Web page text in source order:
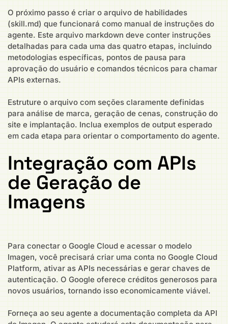
O próximo passo é criar o arquivo de habilidades
(skill.md) que funcionará como manual de instruções do
agente. Este arquivo markdown deve conter instruções
detalhadas para cada uma das quatro etapas, incluindo
metodologias específicas, pontos de pausa para
aprovação do usuário e comandos técnicos para chamar
APIs externas.
Estruture o arquivo com seções claramente definidas
para análise de marca, geração de cenas, construção do
site e implantação. Inclua exemplos de output esperado
em cada etapa para orientar o comportamento do agente.
Integração com APIs
de Geração de
Imagens
Para conectar o Google Cloud e acessar o modelo
Imagen, você precisará criar uma conta no Google Cloud
Platform, ativar as APIs necessárias e gerar chaves de
autenticação. O Google oferece créditos generosos para
novos usuários, tornando isso economicamente viável.
Forneça ao seu agente a documentação completa da API